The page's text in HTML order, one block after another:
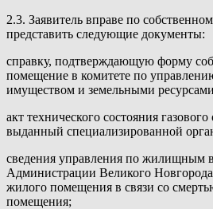
2.3. Заявитель вправе по
представить следующие документы:
справку, подтверждающую форму
помещение в комитете по
имуществом и земельными
акт технического состояния
выданный специализированной
сведения управления по жилищным
Администрации Великого
жилого помещения в связи со
помещения;